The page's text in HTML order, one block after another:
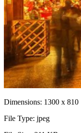
Dimensions: 1300 x 810
File Type: jpeg